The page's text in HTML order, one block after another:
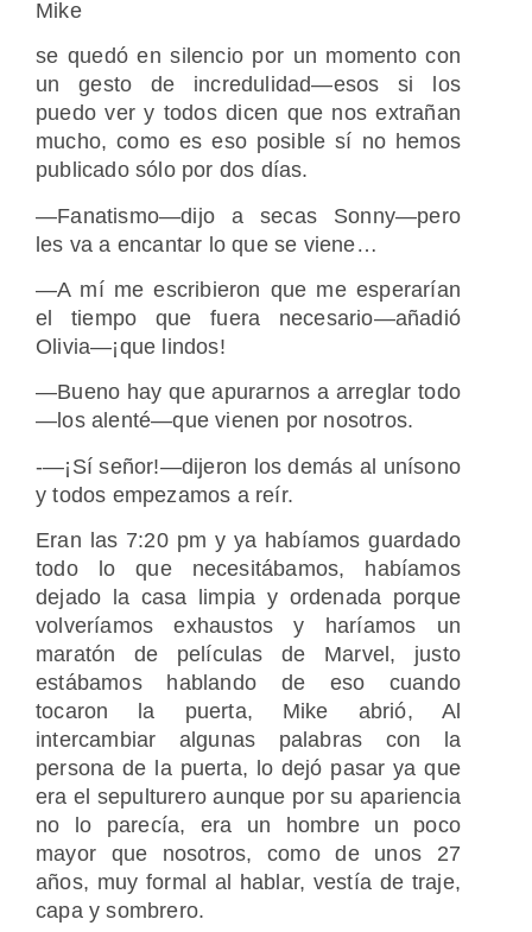
Mike
se quedó en silencio por un momento con
un gesto de incredulidad—esos si los
puedo ver y todos dicen que nos extrañan
mucho, como es eso posible sí no hemos
publicado sólo por dos días.
—Fanatismo—dijo a secas Sonny—pero
les va a encantar lo que se viene…
—A mí me escribieron que me esperarían
el tiempo que fuera necesario—añadió
Olivia—¡que lindos!
—Bueno hay que apurarnos a arreglar todo
—los alenté—que vienen por nosotros.
-—¡Sí señor!—dijeron los demás al unísono
y todos empezamos a reír.
Eran las 7:20 pm y ya habíamos guardado
todo lo que necesitábamos, habíamos
dejado la casa limpia y ordenada porque
volveríamos exhaustos y haríamos un
maratón de películas de Marvel, justo
estábamos hablando de eso cuando
tocaron la puerta, Mike abrió, Al
intercambiar algunas palabras con la
persona de la puerta, lo dejó pasar ya que
era el sepulturero aunque por su apariencia
no lo parecía, era un hombre un poco
mayor que nosotros, como de unos 27
años, muy formal al hablar, vestía de traje,
capa y sombrero.